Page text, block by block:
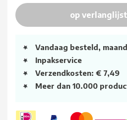
op
Vandaag besteld,
Inpakservice
Verzendkosten: € 7,49
Meer dan 10.000